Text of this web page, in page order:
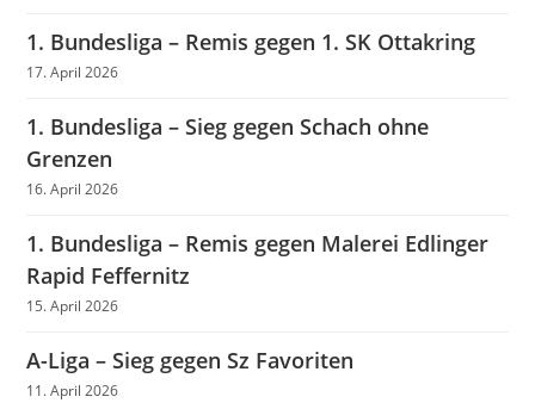
1. Bundesliga – Remis gegen 1. SK Ottakring
17. April 2026
1. Bundesliga – Sieg gegen Schach ohne
Grenzen
16. April 2026
1. Bundesliga – Remis gegen Malerei Edlinger
Rapid Feffernitz
15. April 2026
A-Liga – Sieg gegen Sz Favoriten
11. April 2026